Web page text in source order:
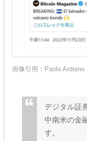
画像引用： Paolo Ardoino
デジタル証
中南米の金
す。